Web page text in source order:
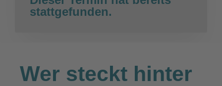
stattgefunden.
Wer steckt hinter